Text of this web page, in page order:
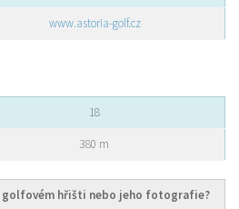
www.astoria-golf.cz
18
380 m
golfovém hřišti nebo jeho fotografie?